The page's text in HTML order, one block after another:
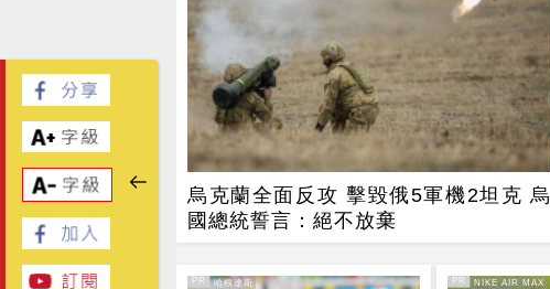
烏克蘭全面反攻 擊毀俄5軍機2坦克 烏
國總統誓言：絕不放棄
PR
PR・哈根達斯 PR
PR・NIKE AIR MAX